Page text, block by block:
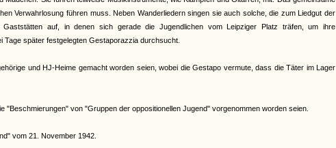
Verwahrlosung führen muss. Neben Wanderliedern singen sie auch solche, die zum Liedgut der
auf, in denen sich gerade die Jugendlichen vom Leipziger Platz träfen, um ihre
später festgelegten Gestaporazzia durchsucht.
und HJ-Heime gemacht worden seien, wobei die Gestapo vermute, dass die Täter im Lager
von "Gruppen der oppositionellen Jugend" vorgenommen worden seien.
vom 21. November 1942.